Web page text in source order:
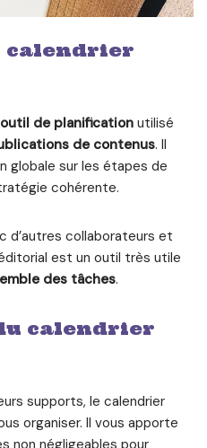
calendrier
outil de planification utilisé
de contenus. Il
globale sur les étapes de
cohérente.
d’autres collaborateurs et
est un outil très utile
des tâches.
calendrier
supports, le calendrier
organiser. Il vous apporte